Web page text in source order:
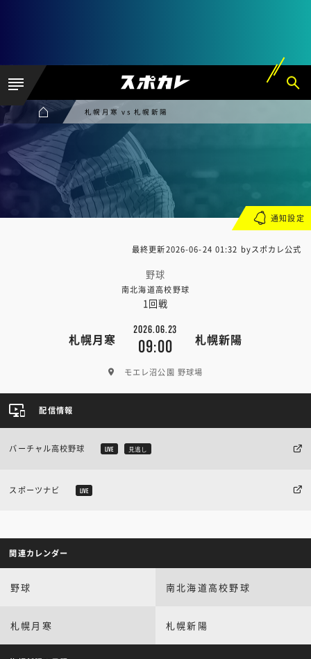
札幌月寒 vs 札幌新陽
最終更新2026-06-24 01:32 byスポカレ公式
野球
南北海道高校野球
1回戦
札幌月寒
2026.06.23
09:00 札幌新陽
モエレ沼公園 野球場
通知設定
配信情報
バーチャル高校野球 LIVE 見逃し
スポーツナビ LIVE
関連カレンダー
野球 南北海道高校野球
札幌月寒 札幌新陽